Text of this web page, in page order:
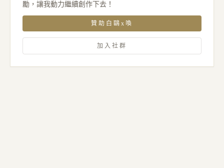
勵，讓我動力繼續創作下去！
贊助白鷗x喚
加入社群